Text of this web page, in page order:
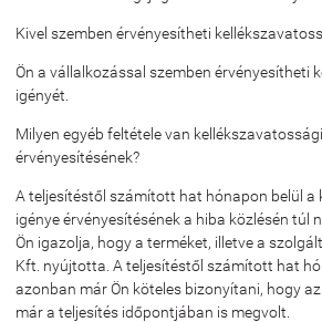
Kivel szemben érvényesítheti
Ön a vállalkozással szemben érvényesítheti
igényét.
Milyen egyéb feltétele van
érvényesítésének?
A teljesítéstől számított hat hónapon belül a
igénye érvényesítésének a hiba közlésén túl
Ön igazolja, hogy a terméket, illetve a
Kft. nyújtotta. A teljesítéstől számított hat
azonban már Ön köteles bizonyítani, hogy
már a teljesítés időpontjában is megvolt.